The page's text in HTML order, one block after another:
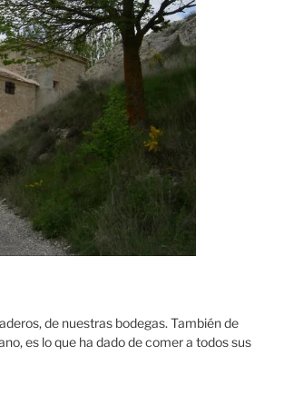
de nuestras bodegas. También de
es lo que ha dado de comer a todos sus